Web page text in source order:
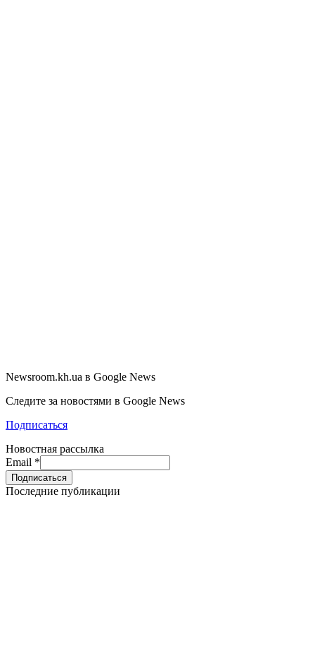
Newsroom.kh.ua в Google News
Следите за новостями в Google News
Подписаться
Новостная рассылка
Email *
Последние публикации